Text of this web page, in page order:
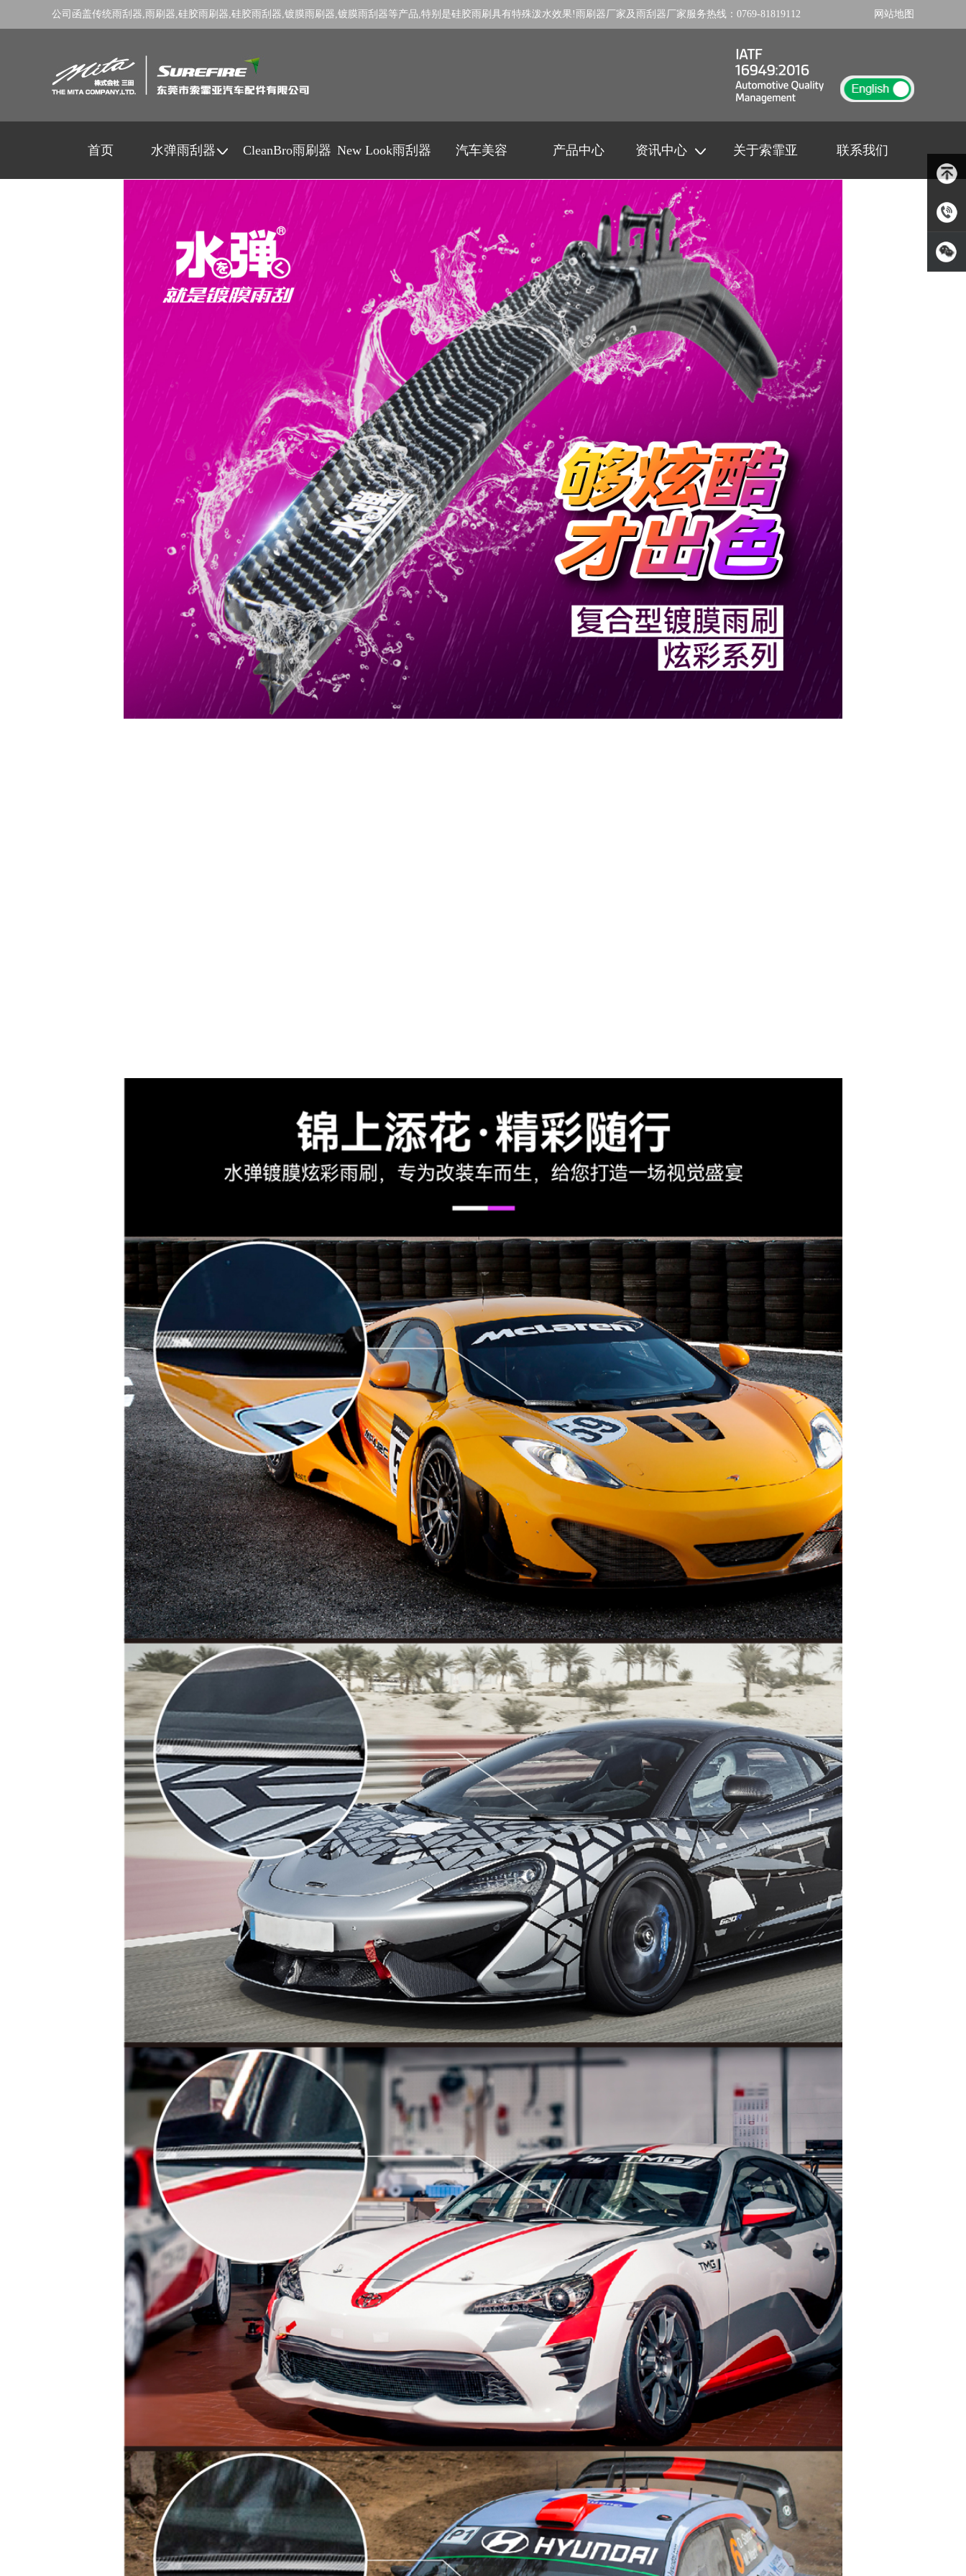
公司函盖传统雨刮器,雨刷器,硅胶雨刷器,硅胶雨刮器,镀膜雨刷器,镀膜雨刮器等产品,特别是硅胶雨刷 具有特殊泼水效果! 雨刷器厂家及 雨刮器厂家服务热线： 0769-81819112 网站地图
首页 水弹雨刮器 CleanBro雨刷器 New Look雨刮器 汽车美容 产品中心 资讯中心 关于索霏亚 联系我们
岳先